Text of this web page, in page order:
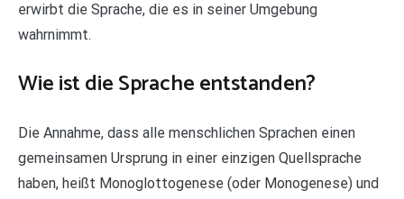
erwirbt die Sprache, die es in seiner Umgebung
wahrnimmt.
Wie ist die Sprache entstanden?
Die Annahme, dass alle menschlichen Sprachen einen
gemeinsamen Ursprung in einer einzigen Quellsprache
haben, heißt Monoglottogenese (oder Monogenese) und